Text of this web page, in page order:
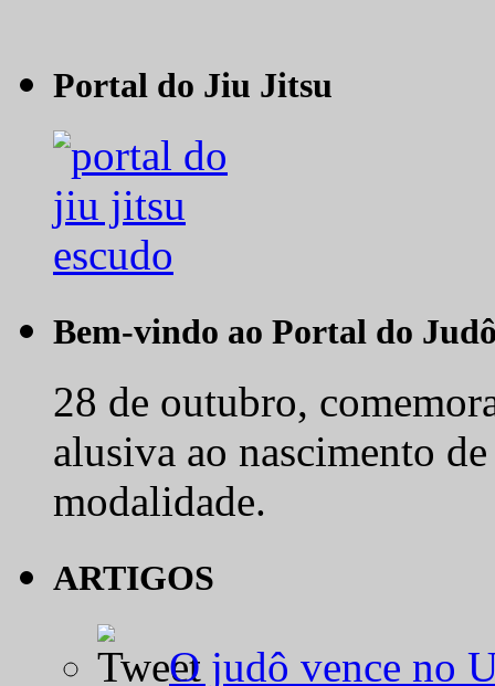
Portal do Jiu Jitsu
Bem-vindo ao Portal do
28 de outubro,
alusiva ao nascimento
modalidade.
ARTIGOS
O judô vence no